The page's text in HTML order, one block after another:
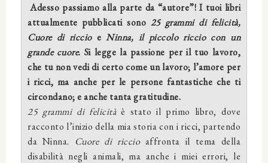
Adesso passiamo alla parte da “autore”! I tuoi libri
attualmente pubblicati sono 25 grammi di felicità,
Cuore di riccioeNinna, il piccolo riccio con un
grande cuore. Si legge la passione per il tuo lavoro,
che tu non vedi di certo come un lavoro; l’amore per
i ricci, ma anche per le persone fantastiche che ti
circondano; e anche tanta gratitudine.
25 grammi di felicitàè stato il primo libro, dove
racconto l’inizio della mia storia con i ricci, partendo
da Ninna. Cuore di riccioaffronta il tema della
disabilità negli animali, ma anche i miei errori, le